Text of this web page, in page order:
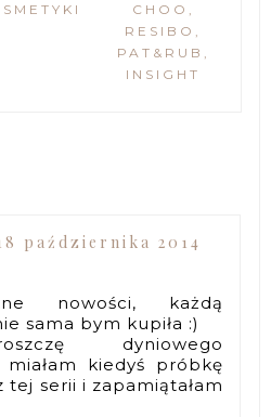
CHOO,
RESIBO,
PAT&RUB,
INSIGHT
października 2014
nowości, każdą
sama bym kupiła :)
dyniowego
kiedyś próbkę
serii i zapamiątałam